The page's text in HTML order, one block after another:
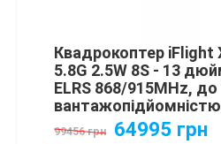
Квадрокоптер iFlight
5.8G 2.5W 8S - 13
ELRS 868/915MHz,
99456 грн 64995 грн